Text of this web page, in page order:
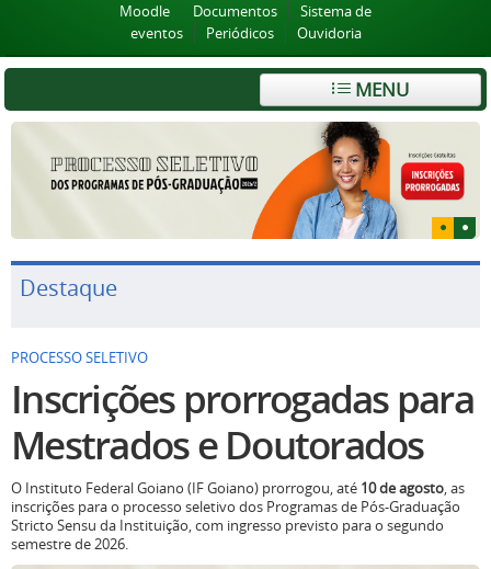
Moodle
Documentos
Sistema de
eventos
Periódicos Ouvidoria
MENU
Destaque
PROCESSO SELETIVO
Inscrições prorrogadas para
Mestrados e Doutorados
O Instituto Federal Goiano (IF Goiano) prorrogou, até 10 de agosto, as
inscrições para o processo seletivo dos Programas de Pós-Graduação
Stricto Sensu da Instituição, com ingresso previsto para o segundo
semestre de 2026.